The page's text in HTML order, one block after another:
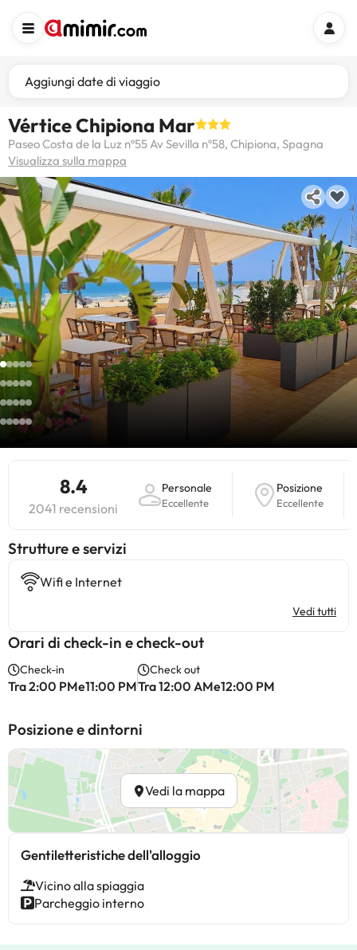
Aggiungi date di viaggio
Vértice Chipiona Mar
Paseo Costa de la Luz nº55 Av Sevilla nº58, Chipiona, Spagna
Visualizza sulla mappa
8.4
2041 recensioni
Personale
Eccellente
Posizione
Eccellente
​Strutture e servizi
Wifi e Internet
Vedi tutti
Orari di check-in e check-out
Check-in
Tra 2:00 PMe11:00 PM
Check out
Tra 12:00 AMe12:00 PM
Posizione e dintorni
Vedi la mappa
Gentiletteristiche dell'alloggio
Vicino alla spiaggia
Parcheggio interno